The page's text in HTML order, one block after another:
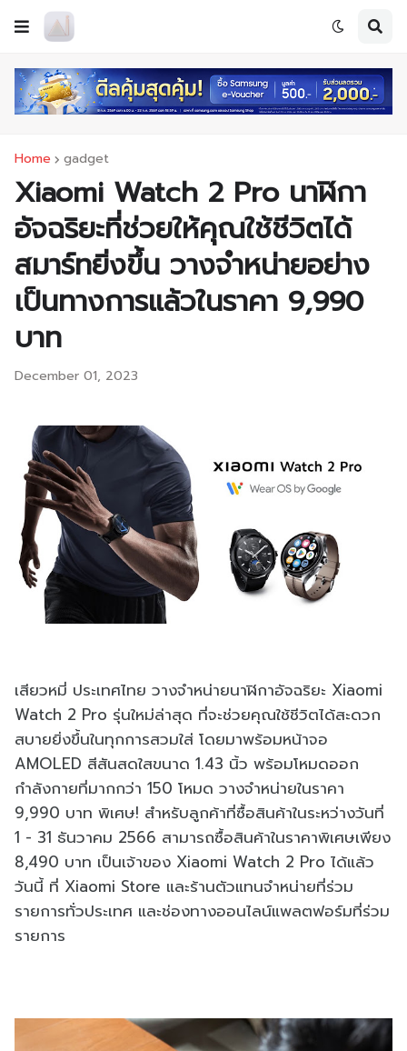
Home gadget
Xiaomi Watch 2 Pro นาฬิกา
อัจฉริยะที่ช่วยให้คุณใช้ชีวิตได้
สมาร์ทยิ่งขึ้น วางจำหน่ายอย่าง
เป็นทางการแล้วในราคา 9,990
บาท
December 01, 2023
เสียวหมี่ ประเทศไทย วางจำหน่ายนาฬิกาอัจฉริยะ Xiaomi
Watch 2 Pro รุ่นใหม่ล่าสุด ที่จะช่วยคุณใช้ชีวิตได้สะดวก
สบายยิ่งขึ้นในทุกการสวมใส่ โดยมาพร้อมหน้าจอ
AMOLED สีสันสดใสขนาด 1.43 นิ้ว พร้อมโหมดออก
กำลังกายที่มากกว่า 150 โหมด วางจำหน่ายในราคา
9,990 บาท พิเศษ! สำหรับลูกค้าที่ซื้อสินค้าในระหว่างวันที่
1 - 31 ธันวาคม 2566 สามารถซื้อสินค้าในราคาพิเศษเพียง
8,490 บาท เป็นเจ้าของ Xiaomi Watch 2 Pro ได้แล้ว
วันนี้ ที่ Xiaomi Store และร้านตัวแทนจำหน่ายที่ร่วม
รายการทั่วประเทศ และช่องทางออนไลน์แพลตฟอร์มที่ร่วม
รายการ